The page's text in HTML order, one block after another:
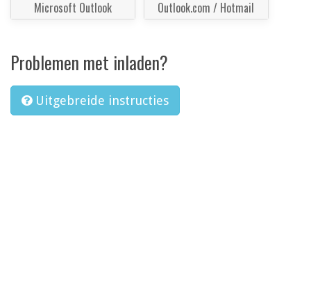
Microsoft Outlook Outlook.com / Hotmail
Problemen met inladen?
Uitgebreide instructies